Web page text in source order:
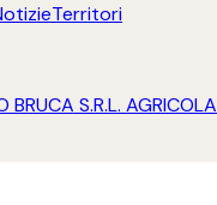
Territori
BRUCA S.R.L. AGRICOLA